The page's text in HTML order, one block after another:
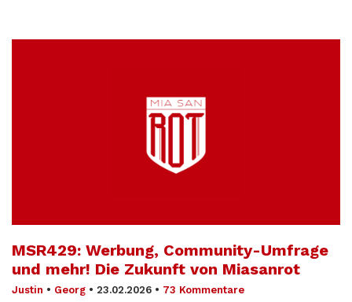
MSR429: Werbung, Community-Umfrage
und mehr! Die Zukunft von Miasanrot
Justin • Georg • 23.02.2026 • 73 Kommentare